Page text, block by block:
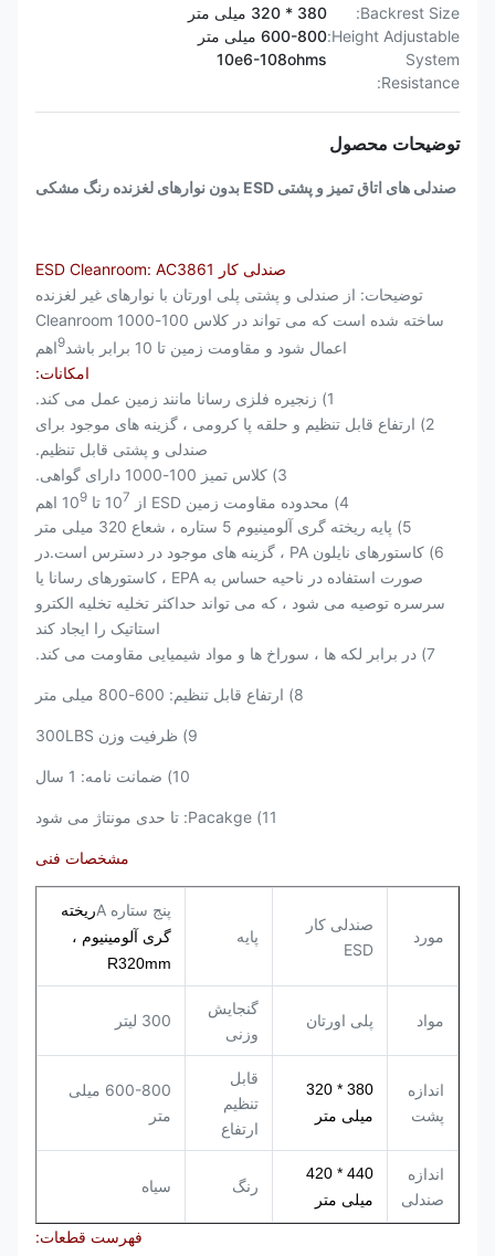
Backrest Size:
380 * 320 میلی متر
Height Adjustable: 600-800 میلی متر
System
Resistance:
10e6-108ohms
توضیحات محصول
صندلی های اتاق تمیز و پشتی ESD بدون نوارهای لغزنده رنگ مشکی
صندلی کار ESD Cleanroom: AC3861
توضیحات: از صندلی و پشتی پلی اورتان با نوارهای غیر لغزنده
ساخته شده است که می تواند در کلاس 100-1000 Cleanroom
اعمال شود و مقاومت زمین تا 10 برابر باشد
9اهم
امکانات:
1) زنجیره فلزی رسانا مانند زمین عمل می کند.
2) ارتفاع قابل تنظیم و حلقه پا کرومی ، گزینه های موجود برای
صندلی و پشتی قابل تنظیم.
3) کلاس تمیز 100-1000 دارای گواهی.
4) محدوده مقاومت زمین ESD از 10
7 تا 10 9
اهم
5) پایه ریخته گری آلومینیوم 5 ستاره ، شعاع 320 میلی متر
6) کاستورهای نایلون PA ، گزینه های موجود در دسترس است.در
صورت استفاده در ناحیه حساس به EPA ، کاستورهای رسانا یا
سرسره توصیه می شود ، که می تواند حداکثر تخلیه تخلیه الکترو
استاتیک را ایجاد کند
7) در برابر لکه ها ، سوراخ ها و مواد شیمیایی مقاومت می کند.
8) ارتفاع قابل تنظیم: 600-800 میلی متر
9) ظرفیت وزن 300LBS
10) ضمانت نامه: 1 سال
11) Pacakge: تا حدی مونتاژ می شود
مشخصات فنی
مورد
صندلی کار
ESD
پایه
پنج ستاره A
ریخته
گری آلومینیوم ،
R320mm
مواد پلی اورتان
گنجایش
وزنی
300 لیتر
اندازه
پشت
380 * 320
میلی متر
قابل
تنظیم
ارتفاع
600-800 میلی
متر
اندازه
صندلی
440 * 420
میلی متر
رنگ سیاه
فهرست قطعات: